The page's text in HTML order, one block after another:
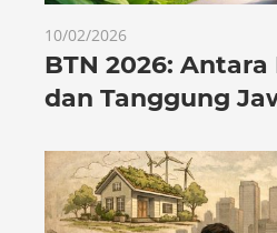
10/02/2026
BTN 2026:
dan Tanggung